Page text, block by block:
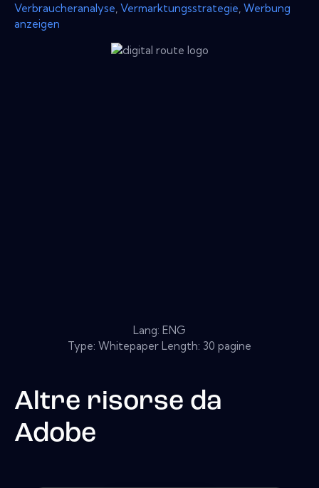
Verbraucheranalyse Vermarktungsstrategie Werbung
anzeigen
Lang: ENG
Type: Whitepaper Length: 30 pagine
Altre risorse da
Adobe